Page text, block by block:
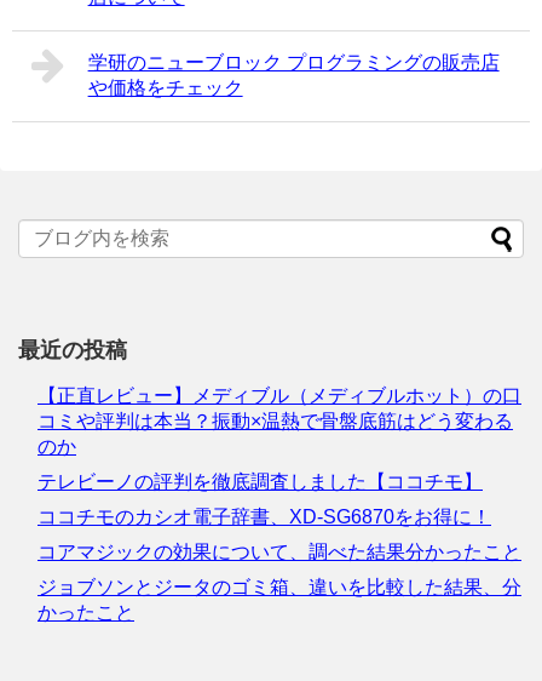
学研のニューブロック プログラミングの販売店
や価格をチェック
最近の投稿
【正直レビュー】メディブル（メディブルホット）の口
コミや評判は本当？振動×温熱で骨盤底筋はどう変わる
のか
テレビーノの評判を徹底調査しました【ココチモ】
ココチモのカシオ電子辞書、XD-SG6870をお得に！
コアマジックの効果について、調べた結果分かったこと
ジョブソンとジータのゴミ箱、違いを比較した結果、分
かったこと